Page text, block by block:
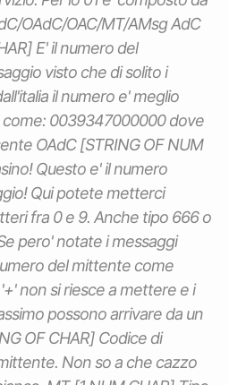
OAdC/OAC/MT/AMsg AdC
E' il numero del
visto che di solito i
il numero e' meglio
0039347000000 dove
OAdC [STRING OF NUM
Questo e' il numero
Qui potete metterci
fra 0 e 9. Anche tipo 666 o
pero' notate i messaggi
del mittente come
non si riesce a mettere e i
possono arrivare da un
OF CHAR] Codice di
Non so a che cazzo